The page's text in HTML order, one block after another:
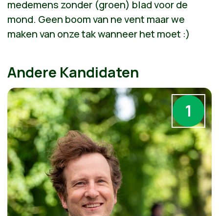
medemens zonder (groen) blad voor de
mond. Geen boom van ne vent maar we
maken van onze tak wanneer het moet :)
Andere Kandidaten
1